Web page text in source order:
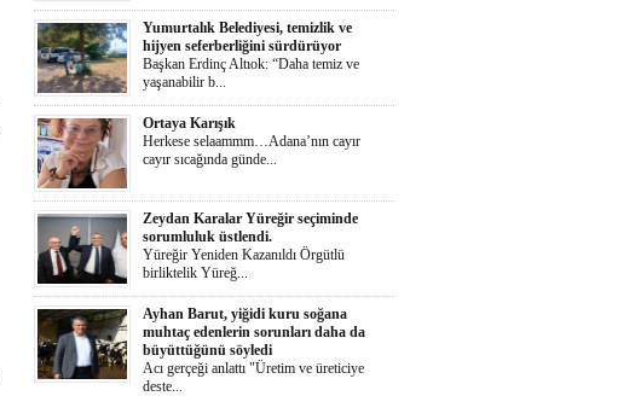
Yumurtalık Belediyesi, temizlik ve
hijyen seferberliğini sürdürüyor
Başkan Erdinç Altıok: “Daha temiz ve
yaşanabilir b...
Ortaya Karışık
Herkese selaammm…Adana’nın cayır
cayır sıcağında günde...
Zeydan Karalar Yüreğir seçiminde
sorumluluk üstlendi.
Yüreğir Yeniden Kazanıldı Örgütlü
birliktelik Yüreğ...
Ayhan Barut, yiğidi kuru soğana
muhtaç edenlerin sorunları daha da
büyüttüğünü söyledi
Acı gerçeği anlattı "Üretim ve üreticiye
deste...